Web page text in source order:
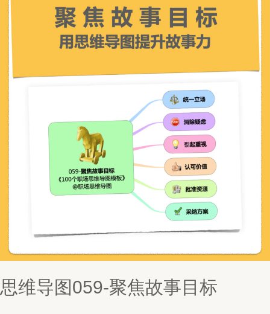
思维导图059-聚焦故事目标